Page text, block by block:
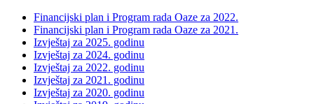
Financijski plan i Program rada Oaze za 2022.
Financijski plan i Program rada Oaze za 2021.
Izvještaj za 2025. godinu
Izvještaj za 2024. godinu
Izvještaj za 2022. godinu
Izvještaj za 2021. godinu
Izvještaj za 2020. godinu